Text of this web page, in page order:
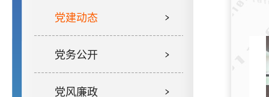
党建动态
党务公开
党风廉政